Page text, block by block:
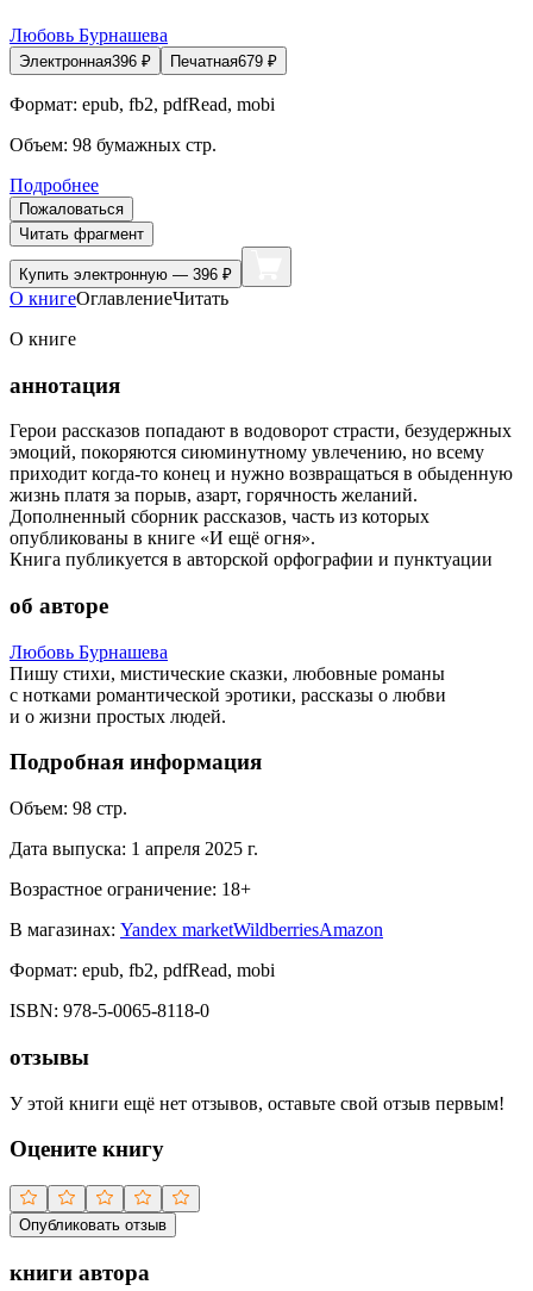
Любовь Бурнашева
Электронная396 ₽ Печатная679 ₽
Формат: epub, fb2, pdfRead, mobi
Объем: 98 бумажных стр.
Подробнее
Пожаловаться
Читать фрагмент
Купить электронную — 396 ₽
О книгеОглавлениеЧитать
О книге
аннотация
Герои рассказов попадают в водоворот страсти, безудержных
эмоций, покоряются сиюминутному увлечению, но всему
приходит когда-то конец и нужно возвращаться в обыденную
жизнь платя за порыв, азарт, горячность желаний.
Дополненный сборник рассказов, часть из которых
опубликованы в книге «И ещё огня».
Книга публикуется в авторской орфографии и пунктуации
об авторе
Любовь Бурнашева
Пишу стихи, мистические сказки, любовные романы
с нотками романтической эротики, рассказы о любви
и о жизни простых людей.
Подробная информация
Объем: 98 стр.
Дата выпуска: 1 апреля 2025 г.
Возрастное ограничение: 18+
В магазинах: Yandex marketWildberriesAmazon
Формат: epub, fb2, pdfRead, mobi
ISBN: 978-5-0065-8118-0
отзывы
У этой книги ещё нет отзывов, оставьте свой отзыв первым!
Оцените книгу
Опубликовать отзыв
книги автора